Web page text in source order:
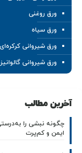
ورق روغنی
ورق سیاه
ورق شیروانی کرکره‌ای
ورق شیروانی
آخرین مطالب
چگونه نبشی را
ایمن و کم‌پرت